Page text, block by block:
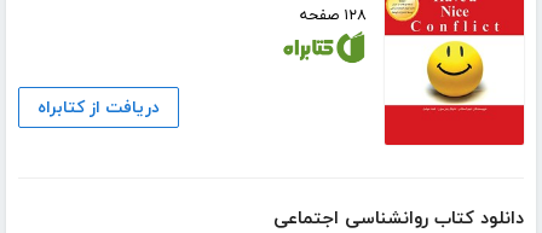
۱۲۸ صفحه
دریافت از کتابراه
دانلود کتاب روانشناسی اجتماعی